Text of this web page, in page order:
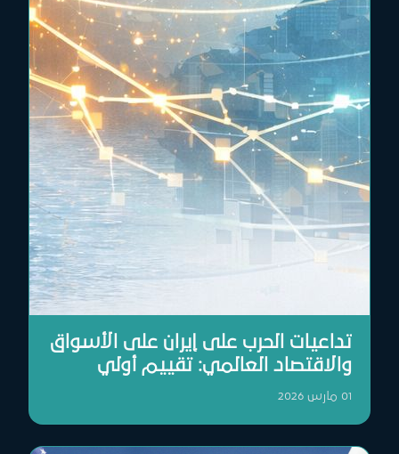
تداعيات الحرب على إيران على الأسواق
والاقتصاد العالمي: تقييم أولي
01 مارس 2026